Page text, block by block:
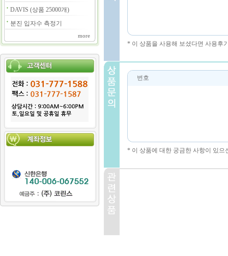
DAVIS (상품 25000개)
분진 입자수 측정기
more
* 이 상품을 사용해 보셨다면 사용후
번호
* 이 상품에 대한 궁금한 사항이 있